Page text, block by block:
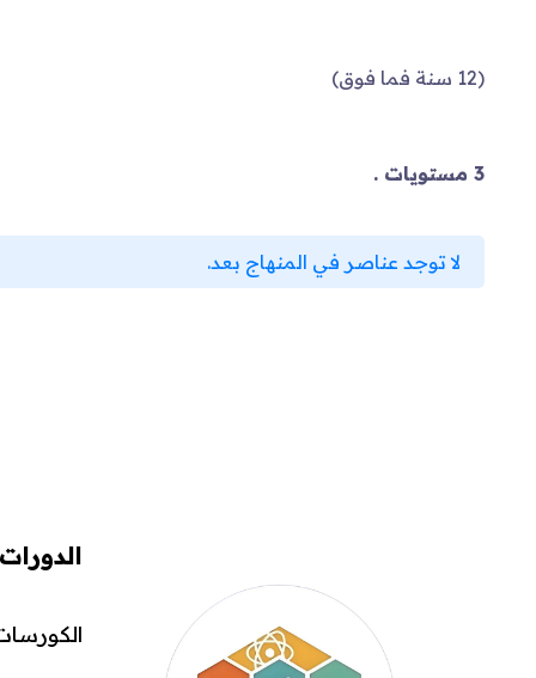
(12 سنة فما فوق)
3 مستويات .
لا توجد عناصر في المنهاج بعد.